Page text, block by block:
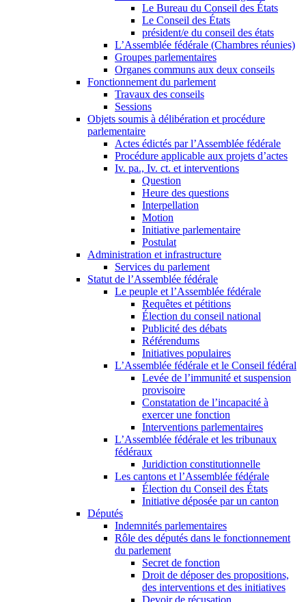
Le Bureau du Conseil des États
Le Conseil des États
président/e du conseil des états
L’Assemblée fédérale (Chambres réunies)
Groupes parlementaires
Organes communs aux deux conseils
Fonctionnement du parlement
Travaux des conseils
Sessions
Objets soumis à délibération et procédure
parlementaire
Actes édictés par l’Assemblée fédérale
Procédure applicable aux projets d’actes
Iv. pa., Iv. ct. et interventions
Question
Heure des questions
Interpellation
Motion
Initiative parlementaire
Postulat
Administration et infrastructure
Services du parlement
Statut de l’Assemblée fédérale
Le peuple et l’Assemblée fédérale
Requêtes et pétitions
Élection du conseil national
Publicité des débats
Référendums
Initiatives populaires
L’Assemblée fédérale et le Conseil fédéral
Levée de l’immunité et suspension
provisoire
Constatation de l’incapacité à
exercer une fonction
Interventions parlementaires
L’Assemblée fédérale et les tribunaux
fédéraux
Juridiction constitutionnelle
Les cantons et l’Assemblée fédérale
Élection du Conseil des États
Initiative déposée par un canton
Députés
Indemnités parlementaires
Rôle des députés dans le fonctionnement
du parlement
Secret de fonction
Droit de déposer des propositions,
des interventions et des initiatives